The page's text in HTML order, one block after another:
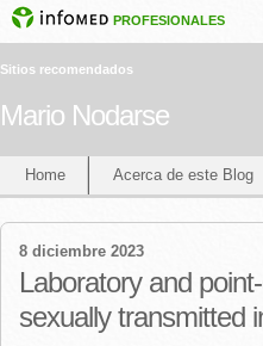
PROFESIONALES
Sitios recomendados
Mario Nodarse
Home Acerca de este Blog
8 diciembre 2023
Laboratory and
sexually transmitted